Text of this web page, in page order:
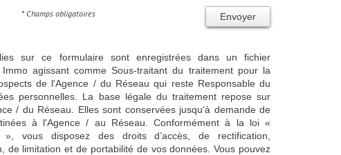
Envoyer
* Champs obligatoires
sur ce formulaire sont enregistrées dans un fichier
agissant comme Sous-traitant du traitement pour la
de l'Agence / du Réseau qui reste Responsable du
personnelles. La base légale du traitement repose sur
/ du Réseau. Elles sont conservées jusqu'à demande de
à l'Agence / au Réseau. Conformément à la loi «
vous disposez des droits d’accès, de rectification,
de limitation et de portabilité de vos données. Vous pouvez